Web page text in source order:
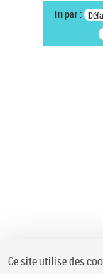
Type de
Tri par :
Ce site utilise des